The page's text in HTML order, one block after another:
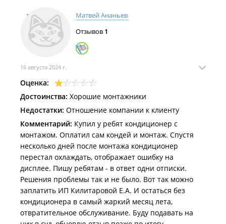
Работа с юр.лицами, выставление счета, предоставление
всех необходимых закрывающих документов.
Филиал находится в ТЦ "
Матвей Ананьев
Отзывов 1
16 августа 2024 г.
Оценка:
Достоинства: Хорошие монтажники
Недостатки: Отношение компании к клиенту
Комментарий: Купил у ребят кондиционер с
монтажом. Оплатил сам кондей и монтаж. Спустя
несколько дней после монтажа кондиционер
перестал охлаждать, отображает ошибку на
дисплее. Пишу ребятам - в ответ одни отписки.
Решения проблемы так и не было. Вот так можно
заплатить ИП Килитаровой Е.А. И остаться без
кондиционера в самый жаркий месяц лета,
отвратительное обслуживание. Буду подавать на